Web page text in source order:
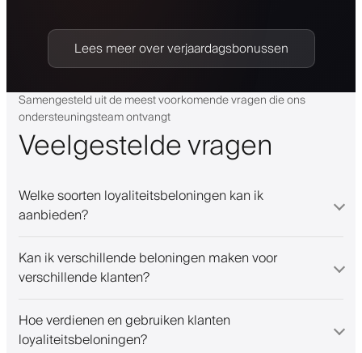
Lees meer over verjaardagsbonussen
Samengesteld uit de meest voorkomende vragen die ons
ondersteuningsteam ontvangt
Veelgestelde vragen
Welke soorten loyaliteitsbeloningen kan ik
aanbieden?
Kan ik verschillende beloningen maken voor
verschillende klanten?
Hoe verdienen en gebruiken klanten
loyaliteitsbeloningen?